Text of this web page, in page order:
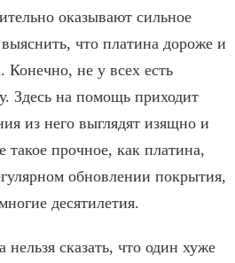
оказывают сильное
что платина дороже и
Конечно, не у всех есть
Здесь на помощь приходит
из него выглядят изящно и
такое прочное, как платина,
обновлении покрытия,
десятилетия.
нельзя сказать, что один хуже